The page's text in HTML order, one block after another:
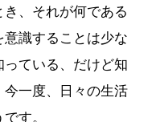
、それが何である
識することは少な
ている、だけど知
一度、日々の生活
す。